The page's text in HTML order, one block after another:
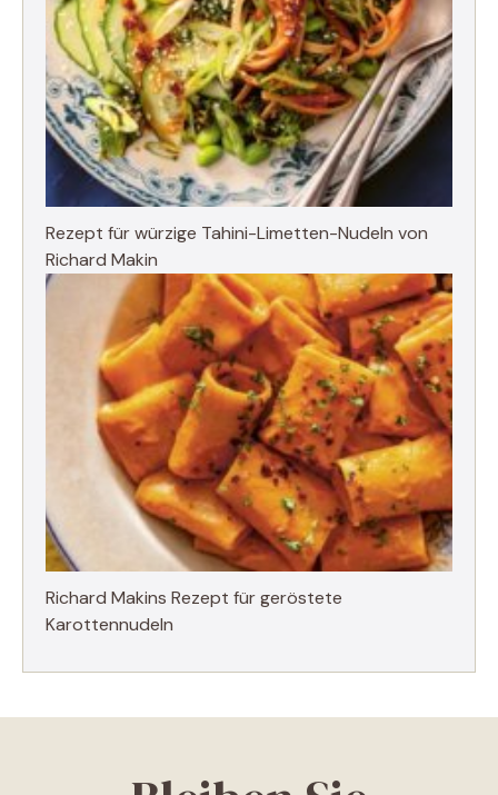
Rezept für würzige Tahini-Limetten-Nudeln von
Richard Makin
Richard Makins Rezept für geröstete
Karottennudeln